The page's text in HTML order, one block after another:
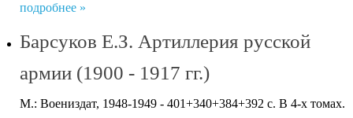
подробнее »
Барсуков Е.З. Артиллерия русской
армии (1900 - 1917 гг.)
М.: Воениздат, 1948-1949 - 401+340+384+392 с. В 4-х томах.